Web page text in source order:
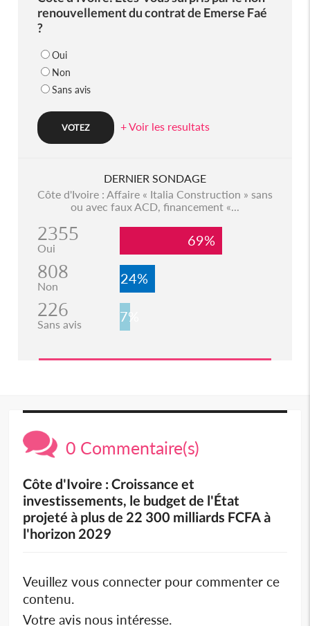
renouvellement du contrat de Emerse Faé
?
Oui
Non
Sans avis
+ Voir les resultats
DERNIER SONDAGE
Côte d'Ivoire : Affaire « Italia Construction » sans
ou avec faux ACD, financement «...
2355
Oui 69%
808
Non 24%
226
Sans avis 7%
0 Commentaire(s)
Côte d'Ivoire : Croissance et
investissements, le budget de l'État
projeté à plus de 22 300 milliards FCFA à
l'horizon 2029
Veuillez vous connecter pour commenter ce
contenu.
Votre avis nous intéresse.